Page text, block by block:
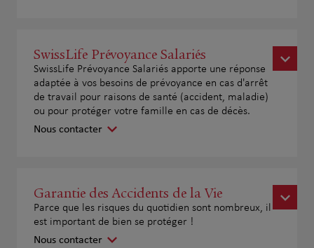
SwissLife Prévoyance Salariés
SwissLife Prévoyance Salariés apporte une réponse
adaptée à vos besoins de prévoyance en cas d'arrêt
de travail pour raisons de santé (accident, maladie)
ou pour protéger votre famille en cas de décès.
Nous contacter
Garantie des Accidents de la Vie
Parce que les risques du quotidien sont nombreux, il
est important de bien se protéger !
Nous contacter